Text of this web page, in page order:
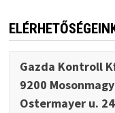
Gazda Kontroll
9200
Ostermayer u.